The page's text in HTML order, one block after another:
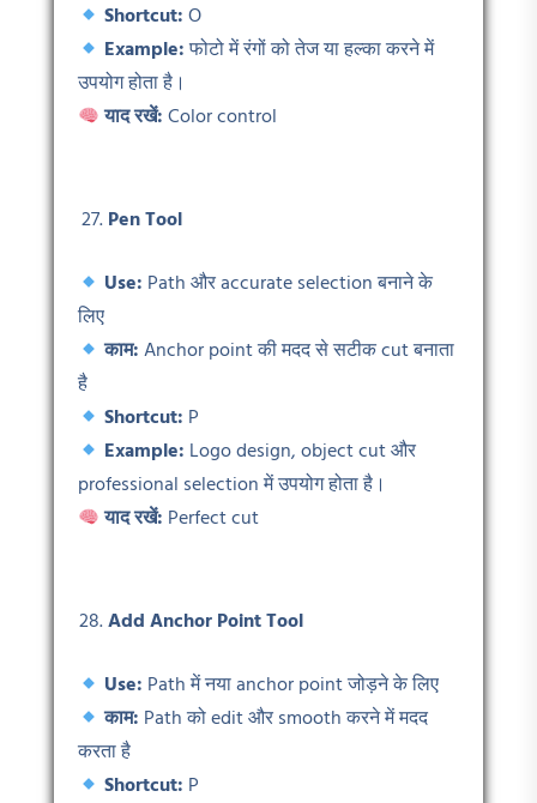
Shortcut:O
Example:फोटो में रंगों को तेज या हल्का करने में
उपयोग होता है।
याद रखें:Color control
Pen Tool
Use: Path और accurate selection बनाने के
लिए
काम:Anchor point की मदद से सटीक cut बनाता
है
Shortcut: P
Example: Logo design, object cut और
professional selection में उपयोग होता है।
याद रखें: Perfect cut
Add Anchor Point Tool
Use: Path में नया anchor point जोड़ने के लिए
काम: Path को edit और smooth करने में मदद
करता है
Shortcut: P